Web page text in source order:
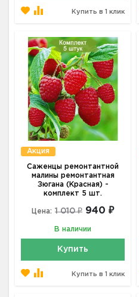
Купить в 1 клик
Акция
Саженцы ремонтантной
малины ремонтантная
Зюгана (Красная) -
комплект 5 шт.
Цена: 1 010 ₽ 940 ₽
В наличии
Купить
Купить в 1 клик